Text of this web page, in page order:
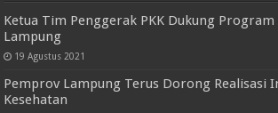
Ketua Tim Penggerak PKK Dukung Program
Lampung
19 Agustus 2021
Pemprov Lampung Terus Dorong Realisasi
Kesehatan